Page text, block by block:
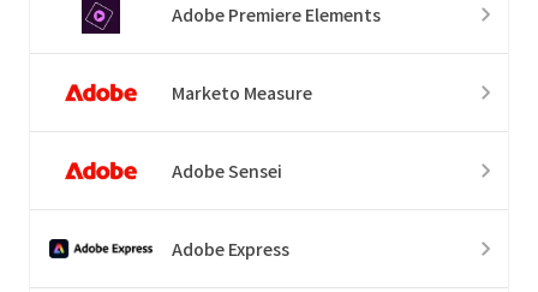
Adobe Premiere Elements
Marketo Measure
Adobe Sensei
Adobe Express